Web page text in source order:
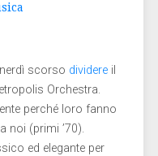
scorso dividereil
Orchestra.
perché loro fanno
noi (primi ’70).
ed elegante per